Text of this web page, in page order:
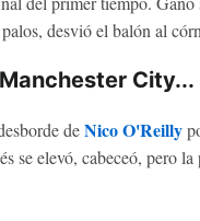
desvió el balón al
City...
deNico O'Reilly
se elevó, cabeceó, pero